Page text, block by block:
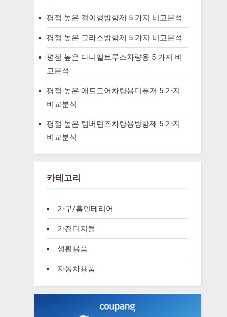
평점 높은 걸이형방향제 5 가지 비교분석
평점 높은 그라스방향제 5 가지 비교분석
평점 높은 다니엘트루스차량용 5 가지 비
교분석
평점 높은 애트모어차량용디퓨저 5 가지
비교분석
평점 높은 탬버린즈차량용방향제 5 가지
비교분석
카테고리
가구/홈인테리어
가전디지털
생활용품
자동차용품